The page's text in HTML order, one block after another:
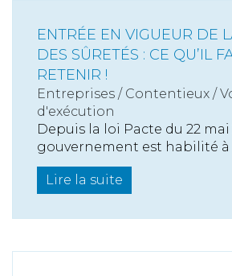
ENTRÉE EN VIGUEUR DE
DES SÛRETÉS : CE QU’IL
RETENIR !
Entreprises / Contentieux /
d'exécution
Depuis la loi Pacte du 22 mai
gouvernement est habilité à
Lire la suite